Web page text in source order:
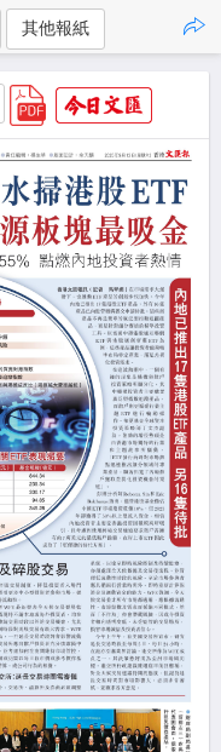
其他報紙